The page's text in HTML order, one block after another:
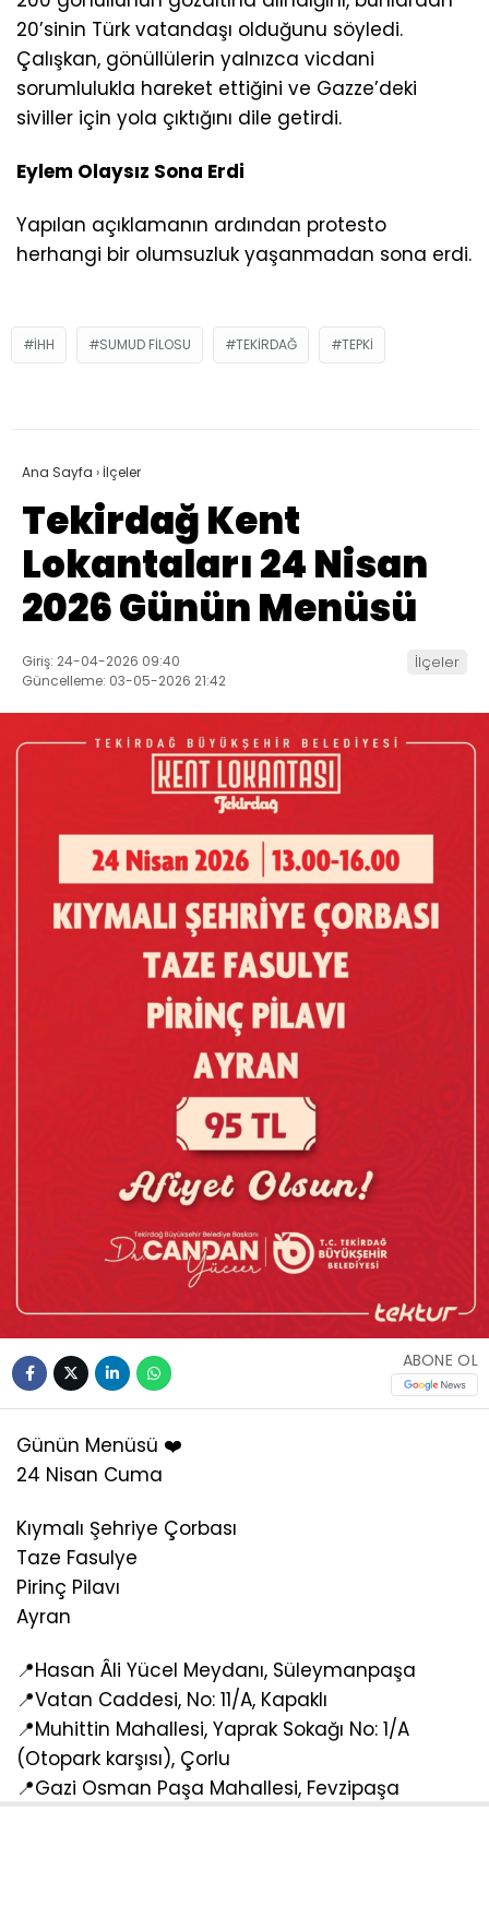
20’sinin Türk vatandaşı olduğunu söyledi.
Çalışkan, gönüllülerin yalnızca vicdani
sorumlulukla hareket ettiğini ve Gazze’deki
siviller için yola çıktığını dile getirdi.
Eylem Olaysız Sona Erdi
Yapılan açıklamanın ardından protesto
herhangi bir olumsuzluk yaşanmadan sona erdi.
IHH SUMUD FILOSU TEKIRDAĞ TEPKI
Ana Sayfa › İlçeler
Tekirdağ Kent
Lokantaları 24 Nisan
2026 Günün Menüsü
Giriş: 24-04-2026 09:40
Güncelleme: 03-05-2026 21:42
İlçeler
ABONE OL
Günün Menüsü ❤️
24 Nisan Cuma
Kıymalı Şehriye Çorbası
Taze Fasulye
Pirinç Pilavı
Ayran
📍Hasan Âli Yücel Meydanı, Süleymanpaşa
📍Vatan Caddesi, No: 11/A, Kapaklı
📍Muhittin Mahallesi, Yaprak Sokağı No: 1/A
(Otopark karşısı), Çorlu
📍Gazi Osman Paşa Mahallesi, Fevzipaşa